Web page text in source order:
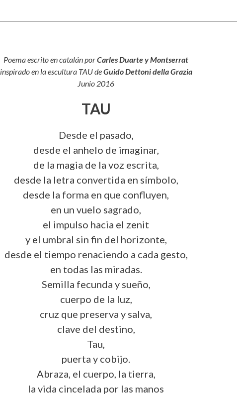
Poema escrito en catalán porCarles Duarte y Montserrat
inspirado en la escultura TAU deGuido Dettoni della Grazia
Junio 2016
TAU
Desde el pasado,
desde el anhelo de imaginar,
de la magia de la voz escrita,
desde la letra convertida en símbolo,
desde la forma en que confluyen,
en un vuelo sagrado,
el impulso hacia el zenit
y el umbral sin fin del horizonte,
desde el tiempo renaciendo a cada gesto,
en todas las miradas.
Semilla fecunda y sueño,
cuerpo de la luz,
cruz que preserva y salva,
clave del destino,
Tau,
puerta y cobijo.
Abraza, el cuerpo, la tierra,
la vida cincelada por las manos